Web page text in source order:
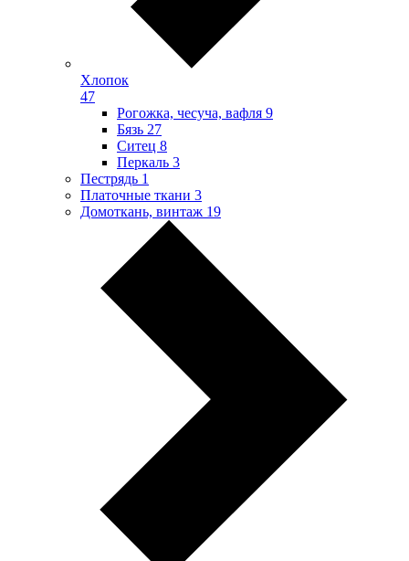
Хлопок
47
Рогожка, чесуча, вафля 9
Бязь 27
Ситец 8
Перкаль 3
Пестрядь 1
Платочные ткани 3
Домоткань, винтаж 19